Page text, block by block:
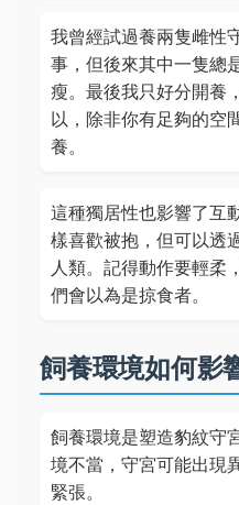
我曾經試過養兩隻雌性
事，但後來其中一隻總
瘦。最後我只好分開養
以，除非你有足夠的空
養。
這種獨居性也影響了互
樣喜歡被抱，但可以透
人類。記得動作要輕柔
們會以為是掠食者。
飼養環境如何影
飼養環境是塑造豹紋守
境不當，守宮可能出現
緊張。